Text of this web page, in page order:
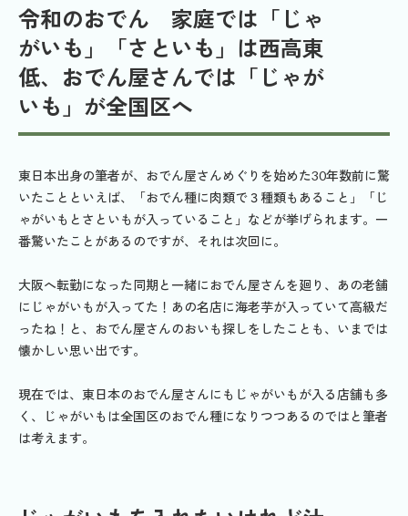
令和のおでん 家庭では「じゃ
がいも」「さといも」は西高東
低、おでん屋さんでは「じゃが
いも」が全国区へ
東日本出身の筆者が、おでん屋さんめぐりを始めた30年数前に驚
いたことといえば、「おでん種に肉類で３種類もあること」「じ
ゃがいもとさといもが入っていること」などが挙げられます。一
番驚いたことがあるのですが、それは次回に。
大阪へ転勤になった同期と一緒におでん屋さんを廻り、あの老舗
にじゃがいもが入ってた！あの名店に海老芋が入っていて高級だ
ったね！と、おでん屋さんのおいも探しをしたことも、いまでは
懐かしい思い出です。
現在では、東日本のおでん屋さんにもじゃがいもが入る店舗も多
く、じゃがいもは全国区のおでん種になりつつあるのではと筆者
は考えます。